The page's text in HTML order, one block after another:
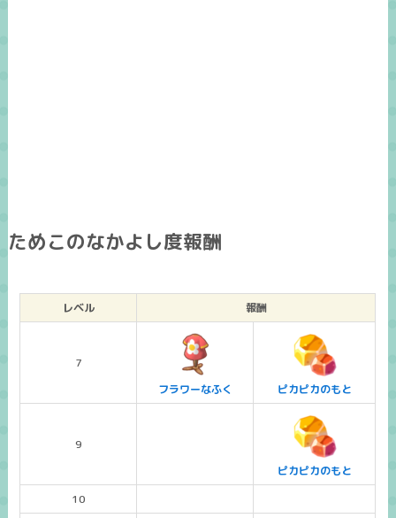
ためこのなかよし度報酬
レベル 報酬
7
フラワーなふく
ピカピカのもと
9
ピカピカのもと
10